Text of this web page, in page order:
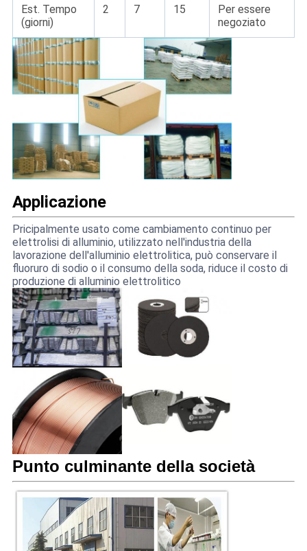
Est. Tempo
(giorni)
2 7 15
Per essere
negoziato
Applicazione
Pricipalmente usato come cambiamento continuo per
elettrolisi di alluminio, utilizzato nell'industria della
lavorazione dell'alluminio elettrolitica, può conservare il
fluoruro di sodio o il consumo della soda, riduce il costo di
produzione di alluminio elettrolitico
Punto culminante della società